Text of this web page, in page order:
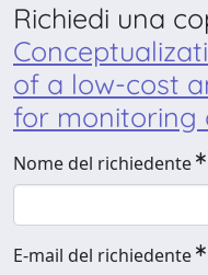
Richiedi una
of a low-cost
for monitoring
Nome del richiedente
E-mail del richiedente